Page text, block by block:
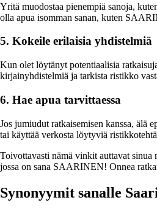
Yritä muodostaa pienempiä sanoja,
olla apua isomman sanan, kuten
5. Kokeile erilaisia yhdistelmiä
Kun olet löytänyt potentiaalisia
kirjainyhdistelmiä ja tarkista ristikko
6. Hae apua tarvittaessa
Jos jumiudut ratkaisemisen kanssa, älä
tai käyttää verkosta löytyviä
Toivottavasti nämä vinkit auttavat sinua
jossa on sana SAARINEN! Onnea
Synonyymit sanalle